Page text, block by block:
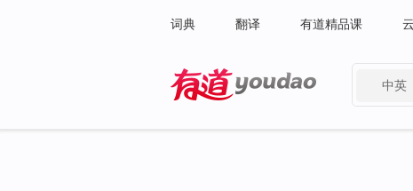
词典 翻译 有道精品课
中英